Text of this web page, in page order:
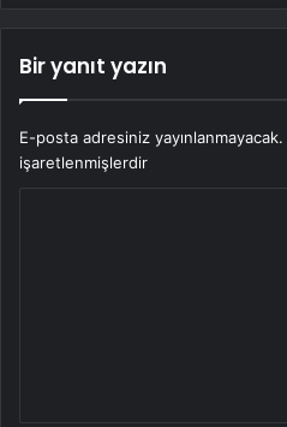
Bir yanıt yazın
E-posta adresiniz yayınlanmayacak.
işaretlenmişlerdir